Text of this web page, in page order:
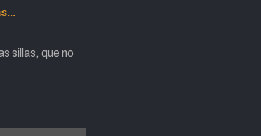
sillas, que no